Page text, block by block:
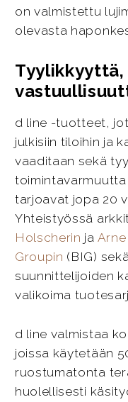
on valmistettu
olevasta
d line -tuotteet,
julkisiin tiloihin ja
vaaditaan sekä
tarjoavat jopa 20
Yhteistyössä
Holscherin ja
Groupin (BIG) sekä
suunnittelijoiden
valikoima
d line valmistaa
joissa käytetään
ruostumatonta
huolellisesti